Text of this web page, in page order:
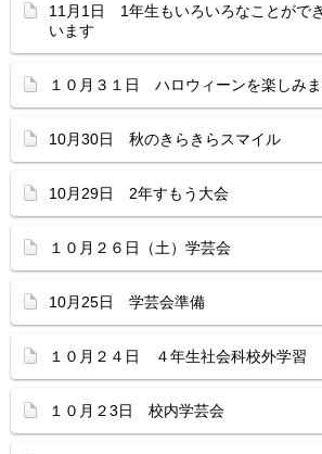
11月1日 1年生もいろいろなことがで
います
１０月３１日 ハロウィーンを楽しみ
10月30日 秋のきらきらスマイル
10月29日 2年すもう大会
１０月２６日（土）学芸会
10月25日 学芸会準備
１０月２４日 ４年生社会科校外学習
１０月２3日 校内学芸会